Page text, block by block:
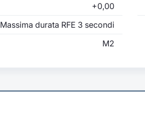
+0,00
Massima durata RFE 3 secondi
M2